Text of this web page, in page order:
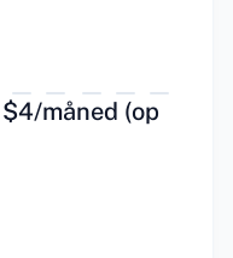
måned (op